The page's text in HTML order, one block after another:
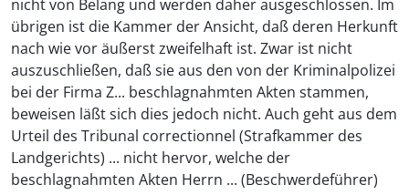
nicht von Belang und werden daher ausgeschlossen. Im
übrigen ist die Kammer der Ansicht, daß deren Herkunft
nach wie vor äußerst zweifelhaft ist. Zwar ist nicht
auszuschließen, daß sie aus den von der Kriminalpolizei
bei der Firma Z... beschlagnahmten Akten stammen,
beweisen läßt sich dies jedoch nicht. Auch geht aus dem
Urteil des Tribunal correctionnel (Strafkammer des
Landgerichts) ... nicht hervor, welche der
beschlagnahmten Akten Herrn ... (Beschwerdeführer)